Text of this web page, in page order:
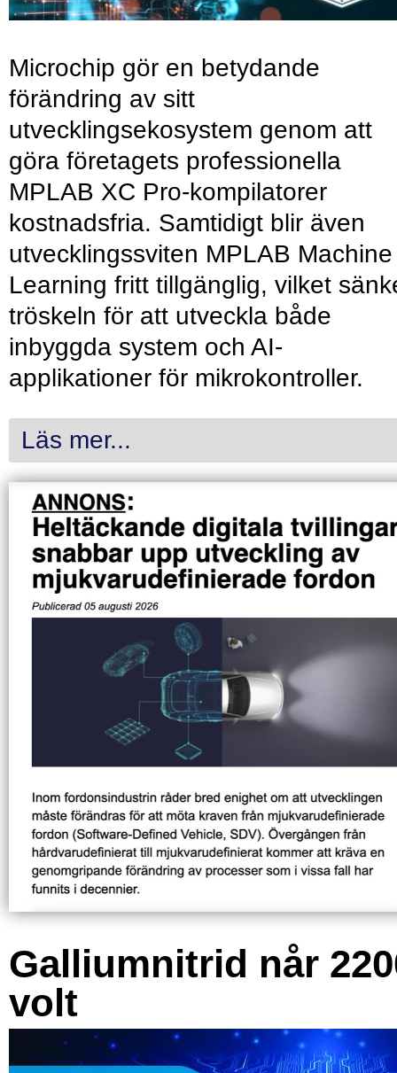
Microchip gör en betydande
förändring av sitt
utvecklingsekosystem genom att
göra företagets professionella
MPLAB XC Pro-kompilatorer
kostnadsfria. Samtidigt blir även
utvecklingssviten MPLAB Machine
Learning fritt tillgänglig, vilket
tröskeln för att utveckla både
inbyggda system och AI-
applikationer för mikrokontroller.
Läs mer...
Galliumnitrid når
volt